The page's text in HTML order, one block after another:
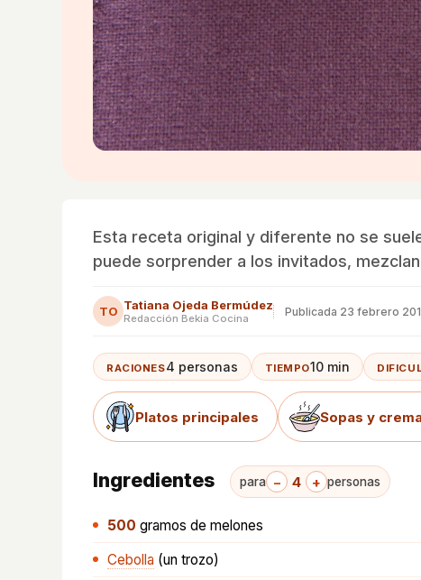
Esta receta original y diferente no se
puede sorprender a los invitados,
TO Tatiana Ojeda Bermúdez
Redacción Bekia Cocina
Publicada 23 febrero
RACIONES4 personas TIEMPO10 min
Platos principales Sopas y
Ingredientes para − 4 + personas
500 gramos de melones
Cebolla (un trozo)